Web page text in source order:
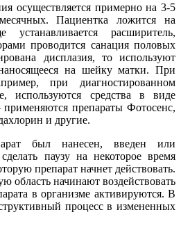
осуществляется примерно на 3-5
Пациентка ложится на
расширитель,
проводится санация половых
дисплазия, то используют
на шейку матки. При
при диагностированном
используются средства в виде
препараты Фотосенс,
и другие.
был нанесен, введен или
паузу на некоторое время
препарат начнет действовать.
область начинают воздействовать
в организме активируются. В
процесс в измененных